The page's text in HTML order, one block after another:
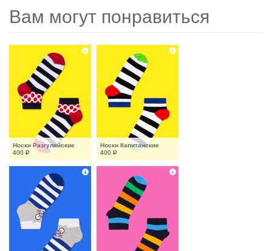
Вам могут понравиться
Носки Разгуляйские
400 Р
Носки Капитанские
400 Р